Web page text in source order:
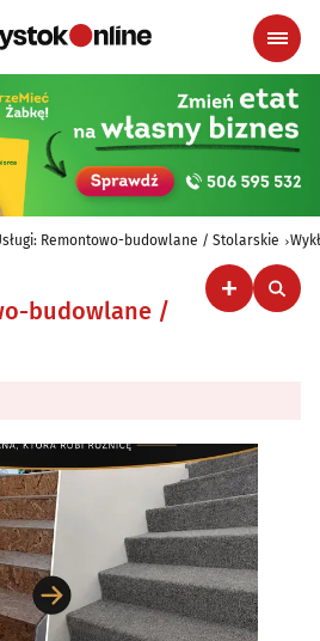
Remontowo-budowlane / Stolarskie
budowlane /